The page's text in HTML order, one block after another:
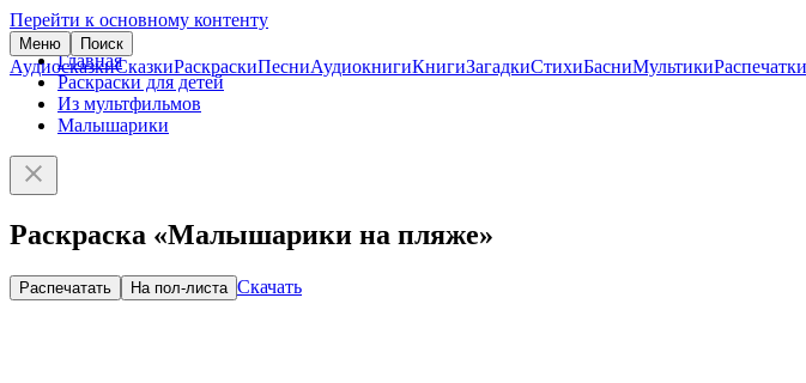
Перейти к основному контенту
Меню Поиск
АудиосказкиСказкиРаскраскиПесниАудиокнигиКнигиЗагадкиСтихиБасниМультикиРаспечатки
Главная
Раскраски для детей
Из мультфильмов
Малышарики
Раскраска «Малышарики на пляже»
Распечатать На пол-листа Скачать